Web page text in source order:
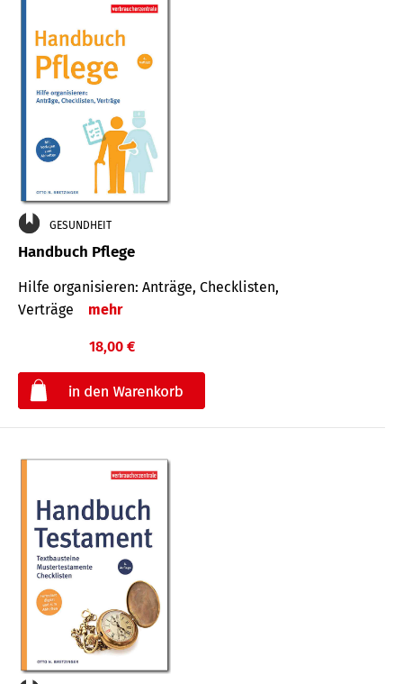
GESUNDHEIT
Handbuch Pflege
Hilfe organisieren: Anträge, Checklisten,
Verträge
mehr
18,00 €